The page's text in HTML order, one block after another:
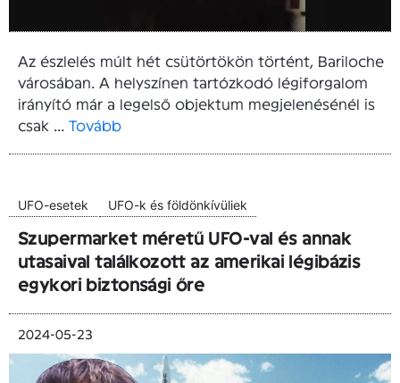
Az észlelés múlt hét csütörtökön történt, Bariloche
városában. A helyszínen tartózkodó légiforgalom
irányító már a legelső objektum megjelenésénél is
csak ... Tovább
UFO-esetek UFO-k és földönkívüliek
Szupermarket méretű UFO-val és annak
utasaival találkozott az amerikai légibázis
egykori biztonsági őre
2024-05-23